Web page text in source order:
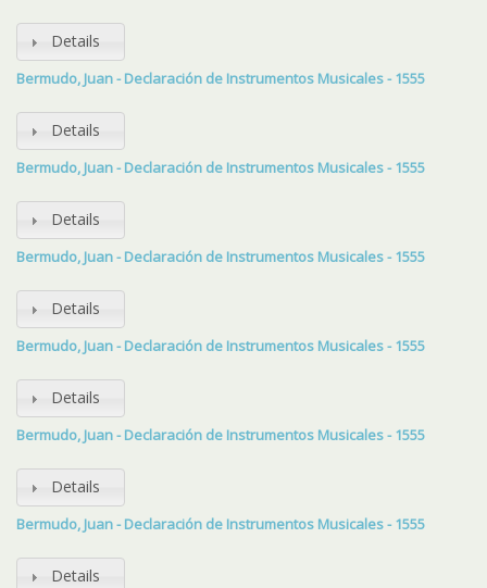
Details
Bermudo, Juan - Declaración de Instrumentos Musicales - 1555
Details
Bermudo, Juan - Declaración de Instrumentos Musicales - 1555
Details
Bermudo, Juan - Declaración de Instrumentos Musicales - 1555
Details
Bermudo, Juan - Declaración de Instrumentos Musicales - 1555
Details
Bermudo, Juan - Declaración de Instrumentos Musicales - 1555
Details
Bermudo, Juan - Declaración de Instrumentos Musicales - 1555
Details